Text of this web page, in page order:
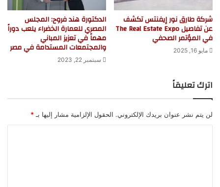
شركة طارق نور إيفنتس تكشف
عن تفاصيل The Real Estate Expo
في المؤتمر الصحفي
مايو 16, 2025
الدكتورة هند فروح: المجلس
المصري للعمارة الخضراء يلعب دوراً
مهماً في تعزيز المباني
والمجتمعات المستدامة في مصر
سبتمبر 22, 2023
اترك تعليقاً
لن يتم نشر عنوان بريدك الإلكتروني. الحقول الإلزامية مشار إليها بـ *